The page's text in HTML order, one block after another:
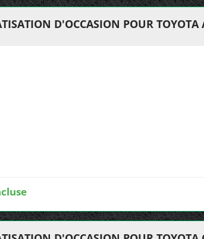
D'OCCASION POUR